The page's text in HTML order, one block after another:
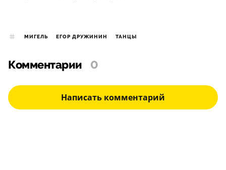
МИГЕЛЬ ЕГОР ДРУЖИНИН ТАНЦЫ
Комментарии 0
Написать комментарий